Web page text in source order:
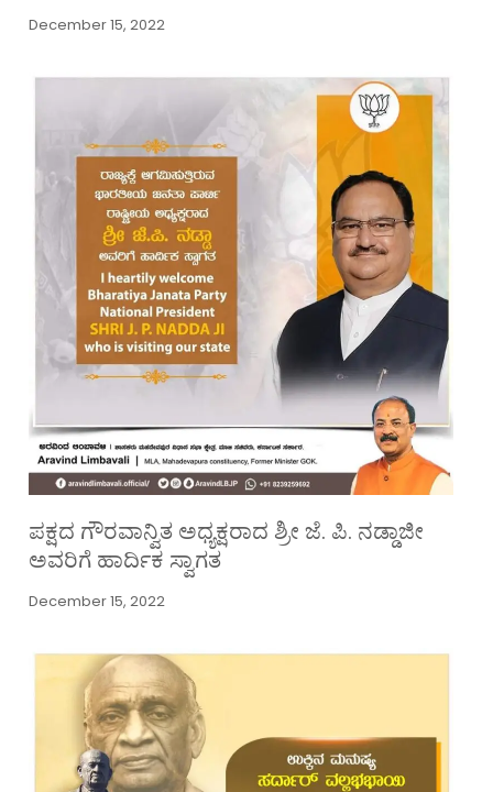
December 15, 2022
ಪಕ್ಷದ ಗೌರವಾನ್ವಿತ ಅಧ್ಯಕ್ಷರಾದ ಶ್ರೀ ಜೆ. ಪಿ. ನಡ್ಡಾಜೀ
ಅವರಿಗೆ ಹಾರ್ದಿಕ ಸ್ವಾಗತ
December 15, 2022